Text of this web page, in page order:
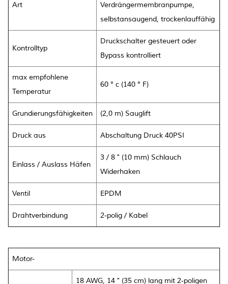
Art
Verdrängermembranpumpe,
selbstansaugend, trockenlauffähig
Kontrolltyp
Druckschalter gesteuert oder
Bypass kontrolliert
max empfohlene
Temperatur
60 ° c (140 ° F)
Grundierungsfähigkeiten (2,0 m) Sauglift
Druck aus Abschaltung Druck 40PSI
Einlass / Auslass Häfen
3 / 8 " (10 mm) Schlauch
Widerhaken
Ventil EPDM
Drahtverbindung 2-polig / Kabel
Motor-
18 AWG, 14 " (35 cm) lang mit 2-poligen